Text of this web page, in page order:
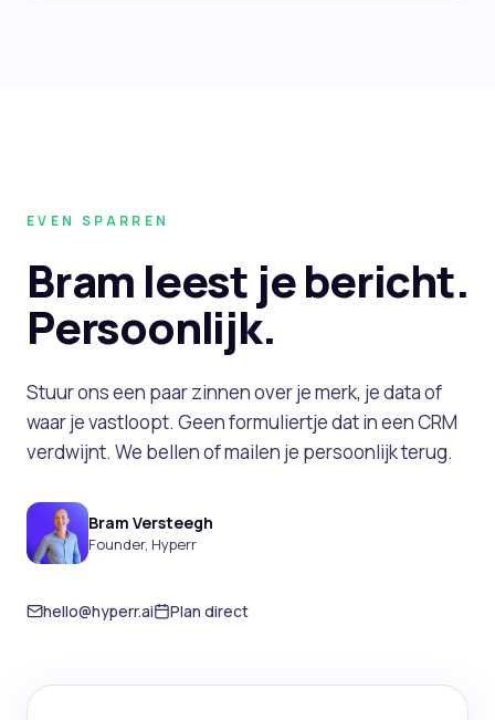
EVEN SPARREN
Bram leest je bericht.
Persoonlijk.
Stuur ons een paar zinnen over je merk, je data of
waar je vastloopt. Geen formuliertje dat in een CRM
verdwijnt. We bellen of mailen je persoonlijk terug.
Bram Versteegh
Founder, Hyperr
hello@hyperr.ai Plan direct